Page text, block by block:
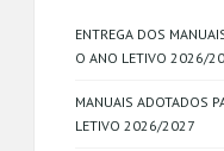
ENTREGA DOS
O ANO LETIVO 2026/
MANUAIS ADOTADOS
LETIVO 2026/2027